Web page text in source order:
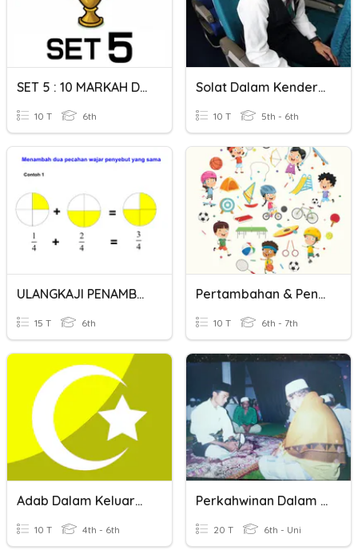
SET 5 : 10 MARKAH DALAM GENGGAMAN
10 T 6th
Solat Dalam Kenderaan ( Feqah Thn 5 )
10 T 5th - 6th
ULANGKAJI PENAMBAHAN PECAHAN
15 T 6th
Pertambahan & Pengurangan
10 T 6th - 7th
Adab Dalam Keluarga
10 T 4th - 6th
Perkahwinan Dalam Islam
20 T 6th - Uni